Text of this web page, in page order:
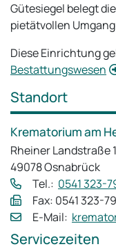
Gütesiegel belegt
pietätvollen
Diese Einrichtung
Bestattungswesen
Standort
Krematorium am
Rheiner Landstraße
49078 Osnabrück
Tel.: 0541 323-
Fax: 0541 323-
E‑Mail:
Servicezeiten